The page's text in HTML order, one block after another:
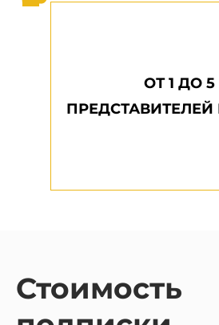
ОТ 1 ДО 5
ПРЕДСТАВИТЕЛЕЙ
Стоимость